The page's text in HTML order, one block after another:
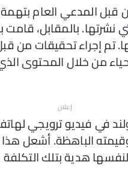
المدعي العام
نشرتها. بالمقابل،
تم إجراء تحقيقات من
من خلال المحتوى
إعلان
في فيديو ترويجي
الباهظة. أشعل
هدية بتلك